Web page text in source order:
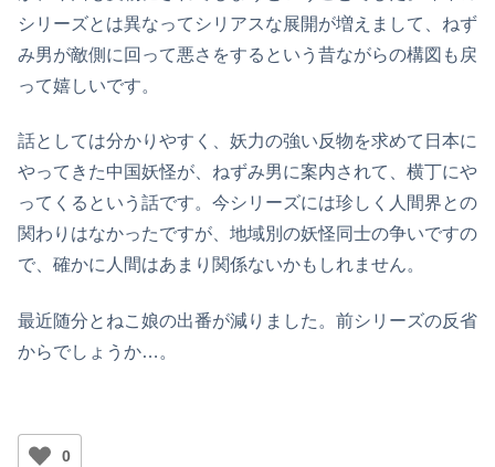
シリーズとは異なってシリアスな展開が増えまして、ねず
み男が敵側に回って悪さをするという昔ながらの構図も戻
って嬉しいです。
話としては分かりやすく、妖力の強い反物を求めて日本に
やってきた中国妖怪が、ねずみ男に案内されて、横丁にや
ってくるという話です。今シリーズには珍しく人間界との
関わりはなかったですが、地域別の妖怪同士の争いですの
で、確かに人間はあまり関係ないかもしれません。
最近随分とねこ娘の出番が減りました。前シリーズの反省
からでしょうか…。
0